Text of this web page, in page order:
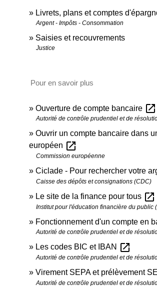
Livrets, plans et comptes
Argent - Impôts - Consommation
Saisies et recouvrements
Justice
Pour en savoir plus
Ouverture de compte bancaire open_in_new
Autorité de contrôle prudentiel et de
Ouvrir un compte bancaire dans
européen open_in_new
Commission européenne
Ciclade - Pour rechercher votre
Caisse des dépôts et consignations (CDC)
Le site de la finance pour tous open_in_new
Institut pour l'éducation financière du public
Fonctionnement d'un compte en
Autorité de contrôle prudentiel et de
Les codes BIC et IBAN open_in_new
Autorité de contrôle prudentiel et de
Virement SEPA et prélèvement
Autorité de contrôle prudentiel et de